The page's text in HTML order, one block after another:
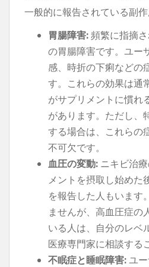
一般的に報告されている副作
胃腸障害:頻繁に指摘
の胃腸障害です。ユー
感、時折の下痢などの
す。これらの効果は通
がサプリメントに慣れ
があります。ただし、
する場合は、これらの
不可欠です。
血圧の変動: ニキビ治
メントを摂取し始めた
を報告した人もいます
ませんが、高血圧症の
いる人は、自分のレベ
医療専門家に相談する
不眠症と睡眠障害:ユ